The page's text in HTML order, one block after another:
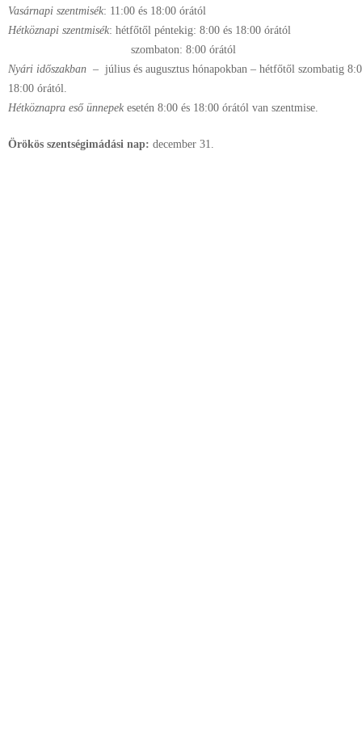
Vasárnapi szentmisék: 11:00 és 18:00 órától
Hétköznapi szentmisék: hétfőtől péntekig: 8:00 és 18:00 órától
szombaton: 8:00 órától
Nyári időszakban – július és augusztus hónapokban – hétfőtől szombatig
18:00 órától.
Hétköznapra eső ünnepek esetén 8:00 és 18:00 órától van szentmise.
Örökös szentségimádási nap: december 31.